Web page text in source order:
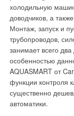
холодильную
доводчиков, а
Монтаж, запуск и
трубопроводов,
занимает всего
особенностью
AQUASMART от
функции контроля
существенно
автоматики.
образом, при
кондиционер
необходимо слить
основным
К тому же его
дополнительной
Эвакуированный
утилизировать, а в
станет
подворотне. И хотя
продукты, имеющие
пробковый
керамзитную
нагревательного
необходимо
толщины) или
ячейкой 2–5 см). В
прием, получается
Гидроизоляция